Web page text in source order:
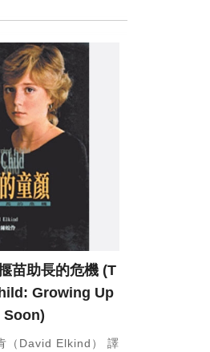
苗助長的危機 (T
Growing Up
Soon)
（David Elkind）
譯